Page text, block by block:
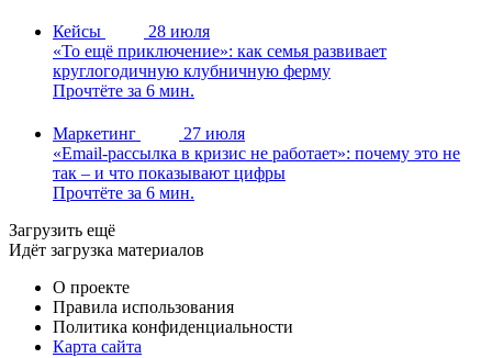
Кейсы
28 июля
«То ещё приключение»: как семья развивает
круглогодичную клубничную ферму
Прочтёте за 6 мин.
Маркетинг
27 июля
«Email-рассылка в кризис не работает»: почему это не
так – и что показывают цифры
Прочтёте за 6 мин.
Загрузить ещё
Идёт загрузка материалов
О проекте
Правила использования
Политика конфиденциальности
Карта сайта